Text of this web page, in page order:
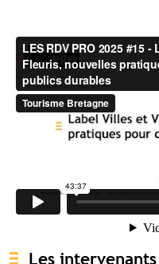
Les intervenants